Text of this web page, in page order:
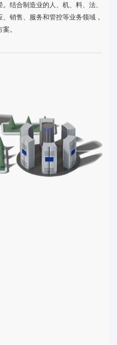
结合制造业的人、机、料、法、
销售、服务和管控等业务领域，
。